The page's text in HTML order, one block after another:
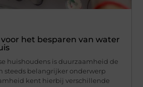
het besparen van water
huishoudens is duurzaamheid de
steeds belangrijker onderwerp
kent hierbij verschillende